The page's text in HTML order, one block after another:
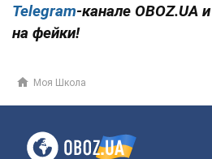
Telegram-канале OBOZ.UA и
на фейки!
Моя Школа